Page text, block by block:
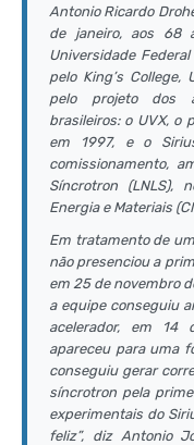
Antonio Ricardo
de janeiro, aos 68
Universidade
pelo King’s College,
pelo projeto dos
brasileiros: o UVX, o
em 1997, e o
comissionamento,
Síncrotron (LNLS),
Energia e Materiais
Em tratamento de
não presenciou a
em 25 de novembro
a equipe conseguiu
acelerador, em 14
apareceu para uma
conseguiu gerar
síncrotron pela
experimentais do
feliz”, diz Antonio